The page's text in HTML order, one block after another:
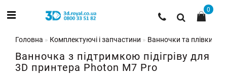
0
Головна Комплектуючі і запчастини Ванночки та плівки для
Ванночка з підтримкою підігріву для
3D принтера Photon M7 Pro